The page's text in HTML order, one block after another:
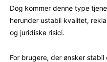
Dog kommer denne type
herunder ustabil kvalitet,
og juridiske risici.
For brugere, der ønsker